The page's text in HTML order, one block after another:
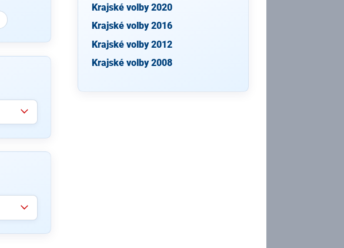
Krajské volby 2020
Krajské volby 2016
Krajské volby 2012
Krajské volby 2008